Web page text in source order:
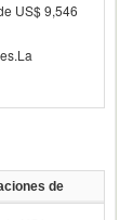
US$ 9,546
de